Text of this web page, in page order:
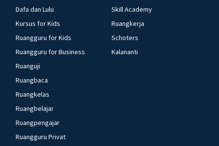
Dafa dan Lulu
Kursus for Kids
Ruangguru for Kids
Ruangguru for Business
Ruanguji
Ruangbaca
Ruangkelas
Ruangbelajar
Ruangpengajar
Ruangguru Privat
Skill Academy
Ruangkerja
Schoters
Kalananti